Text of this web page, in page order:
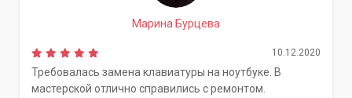
Марина Бурцева
10.12.2020
Требовалась замена клавиатуры на ноутбуке. В
мастерской отлично справились с ремонтом.